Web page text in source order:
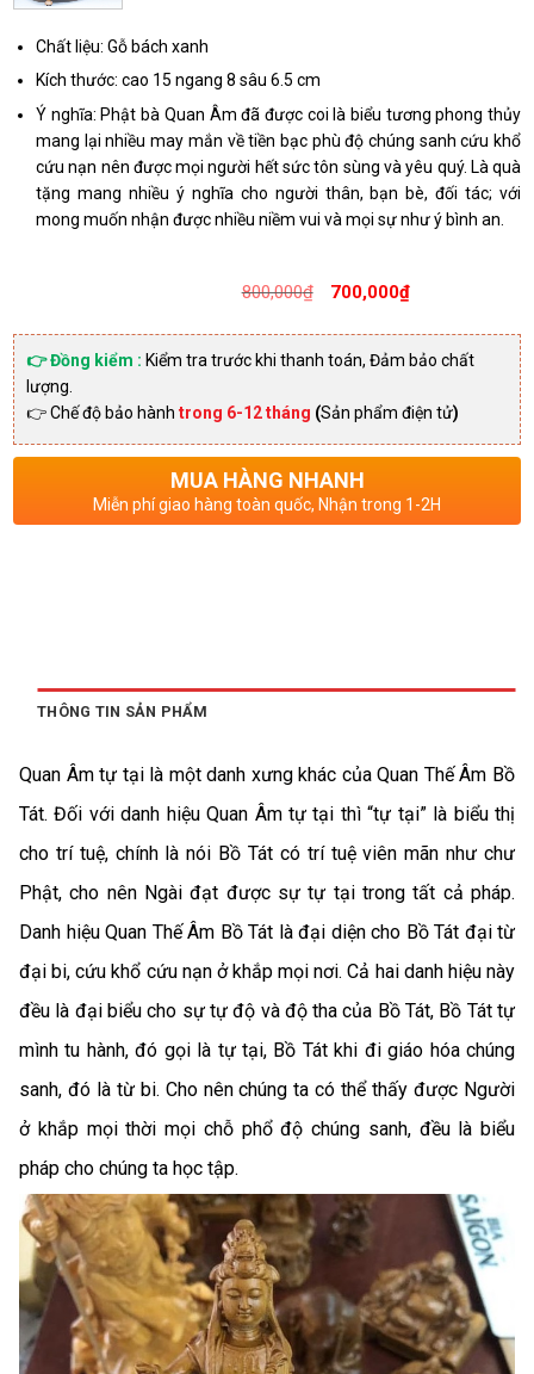
Chất liệu: Gỗ bách xanh
Kích thước: cao 15 ngang 8 sâu 6.5 cm
Ý nghĩa: Phật bà Quan Âm đã được coi là biểu tương phong thủy
mang lại nhiều may mắn về tiền bạc phù độ chúng sanh cứu khổ
cứu nạn nên được mọi người hết sức tôn sùng và yêu quý. Là quà
tặng mang nhiều ý nghĩa cho người thân, bạn bè, đối tác; với
mong muốn nhận được nhiều niềm vui và mọi sự như ý bình an.
800,000₫
Giá
gốc
là:
700,000₫Giá
hiện
tại
là:
👉 Đồng kiểm : Kiểm tra trước khi thanh toán, Đảm bảo chất
lượng.
👉 Chế độ bảo hành trong 6-12 tháng (Sản phẩm điện tử)
MUA HÀNG NHANH
Miễn phí giao hàng toàn quốc, Nhận trong 1-2H
THÔNG TIN SẢN PHẨM
Quan Âm tự tại là một danh xưng khác của Quan Thế Âm Bồ
Tát. Đối với danh hiệu Quan Âm tự tại thì “tự tại” là biểu thị
cho trí tuệ, chính là nói Bồ Tát có trí tuệ viên mãn như chư
Phật, cho nên Ngài đạt được sự tự tại trong tất cả pháp.
Danh hiệu Quan Thế Âm Bồ Tát là đại diện cho Bồ Tát đại từ
đại bi, cứu khổ cứu nạn ở khắp mọi nơi. Cả hai danh hiệu này
đều là đại biểu cho sự tự độ và độ tha của Bồ Tát, Bồ Tát tự
mình tu hành, đó gọi là tự tại, Bồ Tát khi đi giáo hóa chúng
sanh, đó là từ bi. Cho nên chúng ta có thể thấy được Người
ở khắp mọi thời mọi chỗ phổ độ chúng sanh, đều là biểu
pháp cho chúng ta học tập.